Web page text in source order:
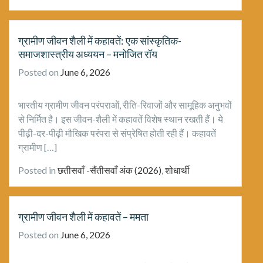
ग्रामीण जीवन शैली में कहावतें: एक सांस्कृतिक-
समाजशास्त्रीय अध्ययन – मनोजित रॉय
Posted on June 6, 2026
भारतीय ग्रामीण जीवन परंपराओं, रीति-रिवाजों और सामूहिक अनुभवों
से निर्मित है। इस जीवन-शैली में कहावतें विशेष स्थान रखती हैं। ये
पीढ़ी-दर-पीढ़ी मौखिक परंपरा से संप्रेषित होती रही हैं। कहावतें
ग्रामीण […]
Posted inछतीसवाँ -सैंतीसवाँ अंक (2026) ,शोधार्थी
ग्रामीण जीवन शैली में कहावतें – ममता
Posted on June 6, 2026